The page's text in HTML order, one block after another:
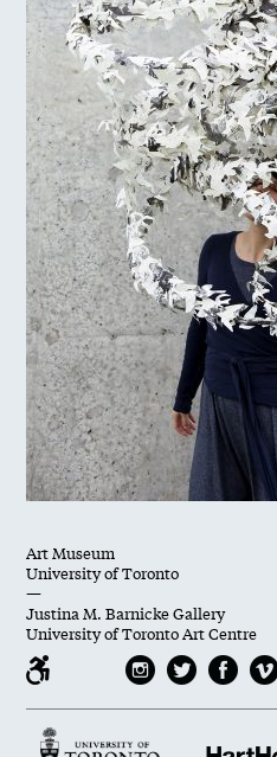
Art Museum
University of Toronto
—
Justina M. Barnicke Gallery
University of Toronto Art Centre